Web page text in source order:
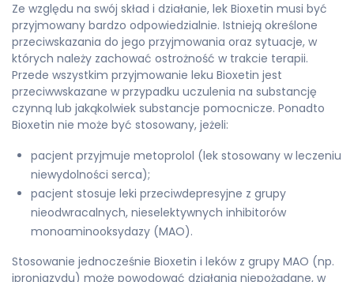
Ze względu na swój skład i działanie, lek Bioxetin musi być
przyjmowany bardzo odpowiedzialnie. Istnieją określone
przeciwskazania do jego przyjmowania oraz sytuacje, w
których należy zachować ostrożność w trakcie terapii.
Przede wszystkim przyjmowanie leku Bioxetin jest
przeciwwskazane w przypadku uczulenia na substancję
czynną lub jakąkolwiek substancje pomocnicze. Ponadto
Bioxetin nie może być stosowany, jeżeli:
pacjent przyjmuje metoprolol (lek stosowany w leczeniu
niewydolności serca);
pacjent stosuje leki przeciwdepresyjne z grupy
nieodwracalnych, nieselektywnych inhibitorów
monoaminooksydazy (MAO).
Stosowanie jednocześnie Bioxetin i leków z grupy MAO (np.
iproniazydu) może powodować działania niepożądane, w